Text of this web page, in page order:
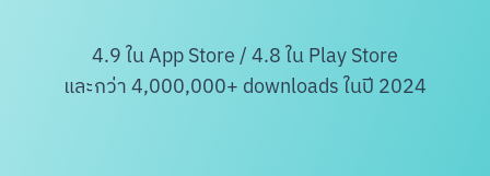
4.9 ใน App Store / 4.8 ใน Play Store
และกว่า 4,000,000+ downloads ในปี 2024